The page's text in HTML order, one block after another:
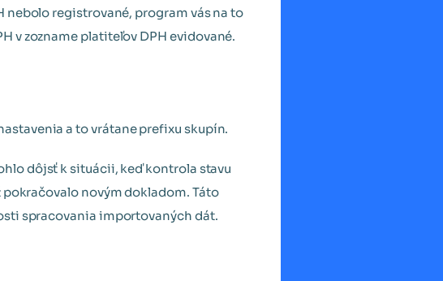
nebolo registrované, program vás na to
v zozname platiteľov DPH evidované.
a to vrátane prefixu skupín.
dôjsť k situácii, keď kontrola stavu
pokračovalo novým dokladom. Táto
spracovania importovaných dát.